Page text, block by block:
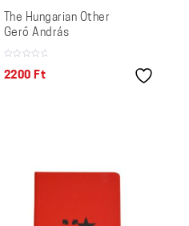
The Hungarian Other
Gerő András
2200 Ft